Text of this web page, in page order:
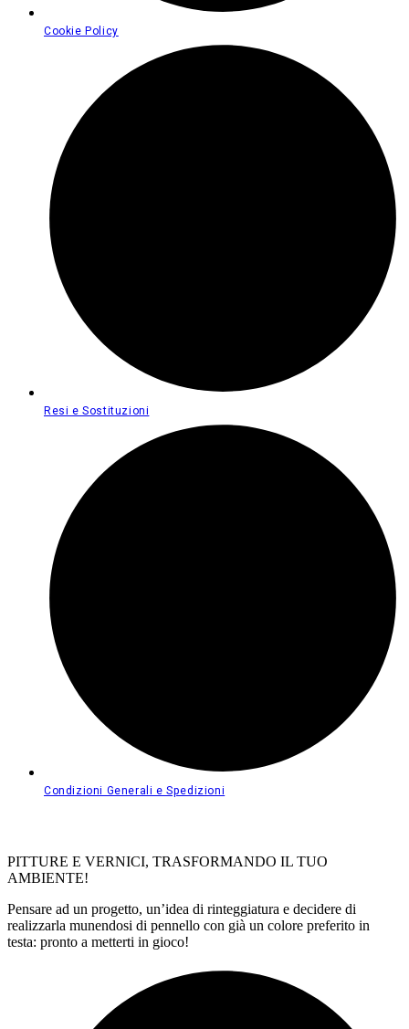
Cookie Policy
Resi e Sostituzioni
Condizioni Generali e Spedizioni
PITTURE E VERNICI, TRASFORMANDO IL TUO
AMBIENTE!
Pensare ad un progetto, un’idea di rinteggiatura e decidere di
realizzarla munendosi di pennello con già un colore preferito in
testa: pronto a metterti in gioco!